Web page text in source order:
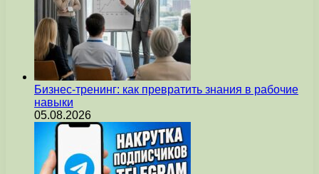
Бизнес-тренинг: как превратить знания в рабочие
навыки
05.08.2026